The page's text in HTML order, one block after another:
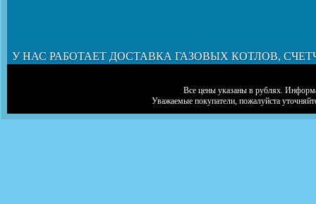
У НАС РАБОТАЕТ ДОСТАВКА ГАЗОВЫХ КОТЛОВ,
Все цены указаны в рублях.
Уважаемые покупатели, пожалуйста